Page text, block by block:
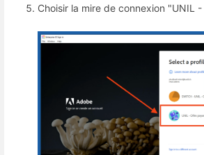
Choisir la mire de connexion "UNIL